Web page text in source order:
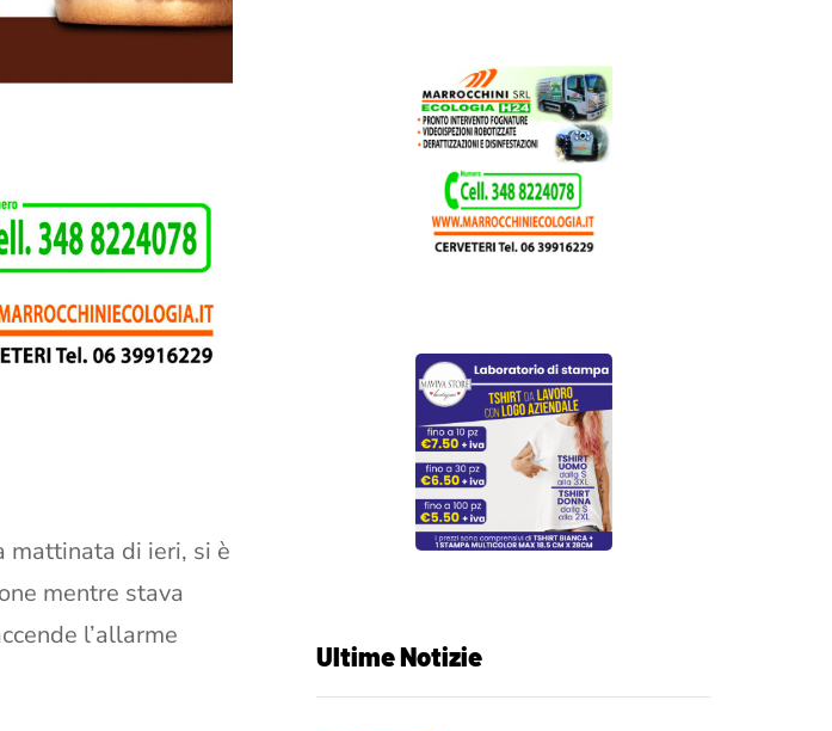
mattinata di ieri, si è
mentre stava
l’allarme
Ultime Notizie